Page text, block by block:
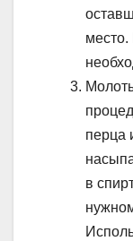
место.
перца
в